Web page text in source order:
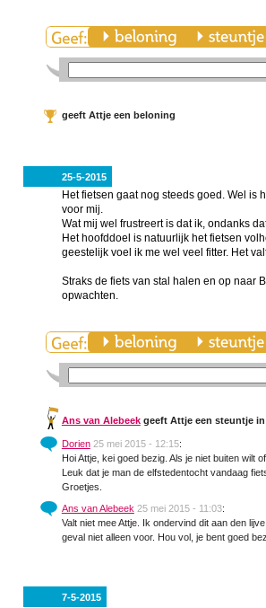
geeft Attje een beloning
25-5-2015
Het fietsen gaat nog steeds goed. Wel is
voor mij.
Wat mij wel frustreert is dat ik, ondanks
Het hoofddoel is natuurlijk het fietsen
geestelijk voel ik me wel veel fitter. Het
Straks de fiets van stal halen en op naar
opwachten.
Ans van Alebeekgeeft Attje een steuntje in
Dorien 25 mei 2015 - 12:15:
Hoi Attje, kei goed bezig. Als je niet buiten wilt
Leuk dat je man de elfstedentocht vandaag
Groetjes.
Ans van Alebeek 25 mei 2015 - 11:03:
Valt niet mee Attje. Ik ondervind dit aan den
geval niet alleen voor. Hou vol, je bent goed
7-5-2015